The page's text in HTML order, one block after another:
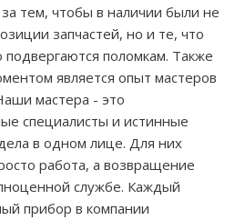
тем, чтобы в наличии были не
запчастей, но и те, что
подвергаются поломкам. Также
является опыт мастеров
мастера - это
специалисты и истинные
в одном лице. Для них
работа, а возвращение
службе. Каждый
прибор в компании